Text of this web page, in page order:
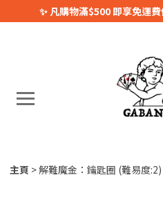
✨ 凡購物滿$500 即享免運費
主頁 解難魔金：鑰匙圈 (難易度:2)